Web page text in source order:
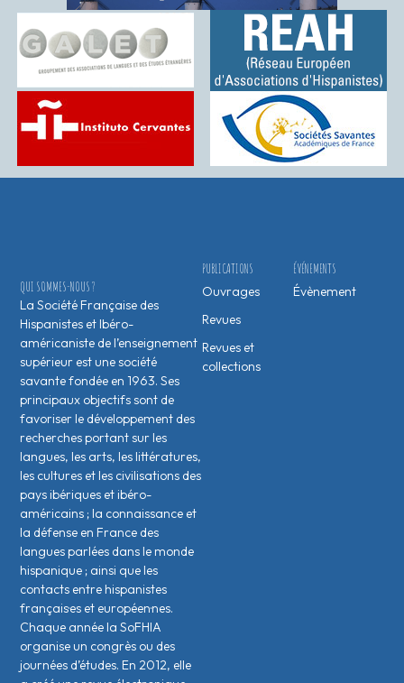
ÉVÉNEMENTS
Évènement
PUBLICATIONS
Ouvrages
Revues
Revues et
collections
QUI SOMMES-NOUS ?
La Société Française des
Hispanistes et Ibéro-
américaniste de l’enseignement
supérieur est une société
savante fondée en 1963. Ses
principaux objectifs sont de
favoriser le développement des
recherches portant sur les
langues, les arts, les littératures,
les cultures et les civilisations des
pays ibériques et ibéro-
américains ; la connaissance et
la défense en France des
langues parlées dans le monde
hispanique ; ainsi que les
contacts entre hispanistes
français·es et européen·nes.
Chaque année la SoFHIA
organise un congrès ou des
journées d’études. En 2012, elle